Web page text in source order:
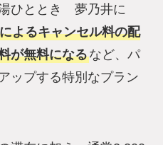
ひととき 夢乃井に
よるキャンセル料の配
が無料になるなど、パ
ップする特別なプラン